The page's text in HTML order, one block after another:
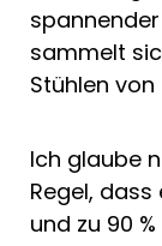
spannender
sammelt
Stühlen von
Ich glaube
Regel, dass
und zu 90